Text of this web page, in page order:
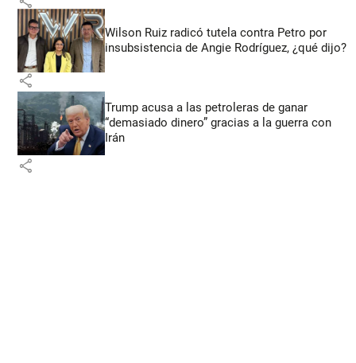
Wilson Ruiz radicó tutela contra Petro por
insubsistencia de Angie Rodríguez, ¿qué dijo?
share
Trump acusa a las petroleras de ganar
“demasiado dinero” gracias a la guerra con
Irán
share